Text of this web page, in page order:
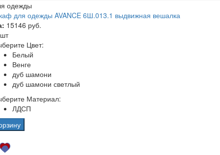
одежды
для одежды AVANCE 6Ш.013.1 выдвижная вешалка
15146 руб.
Цвет:
Белый
Венге
дуб шамони
дуб шамони светлый
Материал:
ЛДСП